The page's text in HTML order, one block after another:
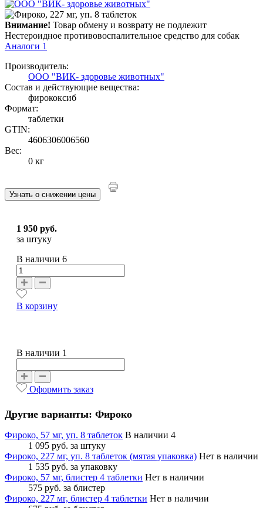
Внимание! Товар обмену и возврату не подлежит
Нестероидное противовоспалительное средство для собак
Аналоги 1
Производитель:
ООО "ВИК- здоровье животных"
Состав и действующие вещества:
фирококсиб
Формат:
таблетки
GTIN:
4606306006560
Вес:
0 кг
Узнать о снижении цены
1 950 руб.
за штуку
В наличии 6
В корзину
В наличии 1
Оформить заказ
Другие варианты: Фироко
Фироко, 57 мг, уп. 8 таблеток В наличии 4
1 095 руб. за штуку
Фироко, 227 мг, уп. 8 таблеток (мятая упаковка) Нет в наличии
1 535 руб. за упаковку
Фироко, 57 мг, блистер 4 таблетки Нет в наличии
575 руб. за блистер
Фироко, 227 мг, блистер 4 таблетки Нет в наличии